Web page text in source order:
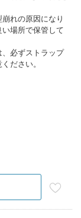
れの原因になり
場所で保管して
、必ずストラップ
ださい。